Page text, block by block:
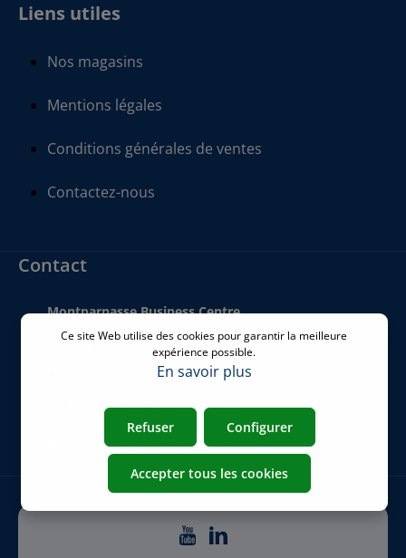
Liens utiles
Nos magasins
Mentions légales
Conditions générales de ventes
Contactez-nous
Contact
Montparnasse Business Centre
140 bis Rue de Rennes
Téléphone:+33 01 77 62 46 24
commercial@airicom.fr
Ce site Web utilise des cookies pour garantir la meilleure
expérience possible.
En savoir plus
Refuser Configurer
Accepter tous les cookies